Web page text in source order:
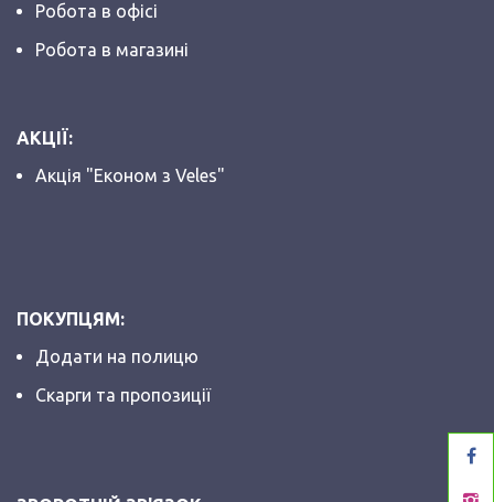
Робота в офісі
Робота в магазині
АКЦІЇ:
Акція "Економ з Veles"
ПОКУПЦЯМ:
Додати на полицю
Скарги та пропозиції